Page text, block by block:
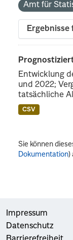
Amt für
Ergebnisse
Entwicklung
und 2022;
tatsächliche
CSV
Sie können
Dokumentation)
Impressum
Datenschutz